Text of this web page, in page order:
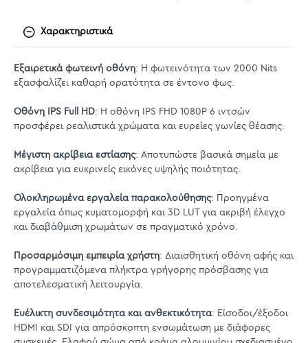
Χαρακτηριστικά
Εξαιρετικά φωτεινή οθόνη: Η φωτεινότητα των 2000 Nits
εξασφαλίζει καθαρή ορατότητα σε έντονο φως.
Οθόνη IPS Full HD: Η οθόνη IPS FHD 1080P 6 ιντσών
προσφέρει ρεαλιστικά χρώματα και ευρείες γωνίες θέασης.
Μέγιστη ακρίβεια εστίασης: Αποτυπώστε βασικά σημεία με
ακρίβεια για ευκρινείς εικόνες υψηλής ποιότητας.
Ολοκληρωμένα εργαλεία παρακολούθησης: Προηγμένα
εργαλεία όπως κυματομορφή και 3D LUT για ακριβή έλεγχο
και διαβάθμιση χρωμάτων σε πραγματικό χρόνο.
Προσαρμόσιμη εμπειρία χρήστη: Διαισθητική οθόνη αφής και
προγραμματιζόμενα πλήκτρα γρήγορης πρόσβασης για
αποτελεσματική λειτουργία.
Ευέλικτη συνδεσιμότητα και ανθεκτικότητα: Είσοδοι/έξοδοι
HDMI και SDI για απρόσκοπτη ενσωμάτωση με διάφορες